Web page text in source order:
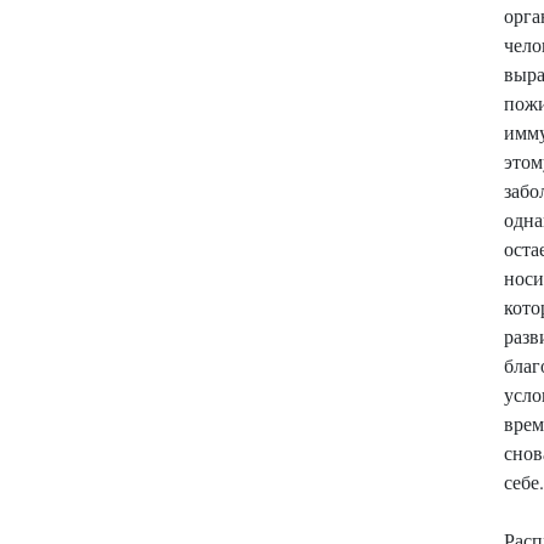
себе.